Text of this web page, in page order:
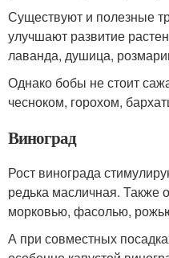
Существуют и полезные
улучшают развитие
лаванда, душица,
Однако бобы не стоит
чесноком, горохом,
Виноград
Рост винограда
редька масличная. Также
морковью, фасолью,
А при совместных